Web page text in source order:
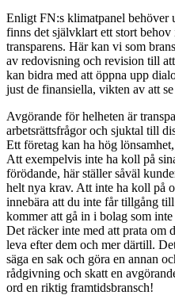
Enligt FN:s klimatpanel behöver
finns det självklart ett stort
transparens. Här kan vi som
av redovisning och revision till
kan bidra med att öppna upp
just de finansiella, vikten av att
Avgörande för helheten är
arbetsrättsfrågor och sjuktal till
Ett företag kan ha hög
Att exempelvis inte ha koll på
förödande, här ställer såväl
helt nya krav. Att inte ha koll på
innebära att du inte får tillgång
kommer att gå in i bolag som
Det räcker inte med att prata om
leva efter dem och mer därtill.
säga en sak och göra en annan
rådgivning och skatt en
ord en riktig framtidsbransch!